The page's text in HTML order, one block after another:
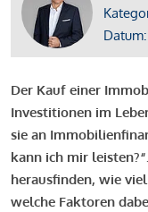
Der Kauf einer
Investitionen im
sie an
kann ich mir
herausfinden, wie
welche Faktoren